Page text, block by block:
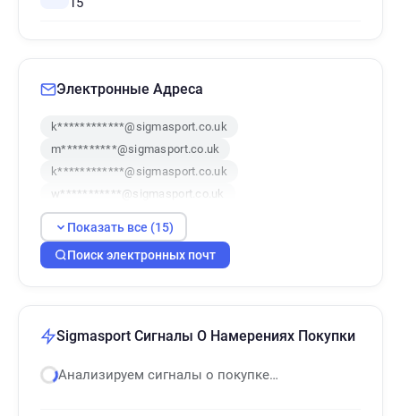
Электронные Адреса
k************@sigmasport.co.uk
m**********@sigmasport.co.uk
k************@sigmasport.co.uk
w***********@sigmasport.co.uk
d******@sigmasport.co.uk
o************@sigmasport.co.uk
m********@sigmasport.co.uk
m******@sigmasport.co.uk
s*****@sigmasport.co.uk
f*****@sigmasport.co.uk
Показать все (15)
Поиск электронных почт
Sigmasport Сигналы О Намерениях Покупки
Анализируем сигналы о покупке…